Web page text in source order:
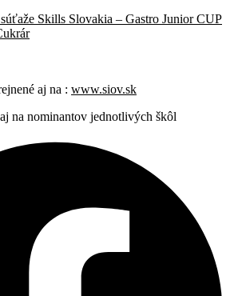
Skills Slovakia – Gastro Junior CUP
aj na : www.siov.sk
na nominantov jednotlivých škôl